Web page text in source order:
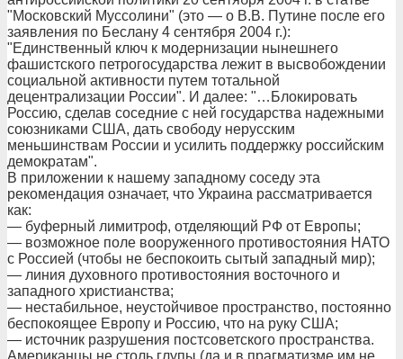
"Московский Муссолини" (это — о В.В. Путине после его
заявления по Беслану 4 сентября 2004 г.):
"Единственный ключ к модернизации нынешнего
фашистского петрогосударства лежит в высвобождении
социальной активности путем тотальной
децентрализации России". И далее: "…Блокировать
Россию, сделав соседние с ней государства надежными
союзниками США, дать свободу нерусским
меньшинствам России и усилить поддержку российским
демократам".
В приложении к нашему западному соседу эта
рекомендация означает, что Украина рассматривается
как:
— буферный лимитроф, отделяющий РФ от Европы;
— возможное поле вооруженного противостояния НАТО
с Россией (чтобы не беспокоить сытый западный мир);
— линия духовного противостояния восточного и
западного христианства;
— нестабильное, неустойчивое пространство, постоянно
беспокоящее Европу и Россию, что на руку США;
— источник разрушения постсоветского пространства.
Американцы не столь глупы (да и в прагматизме им не